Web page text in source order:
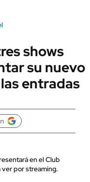
shows
su nuevo
entradas
en el Club
ver por streaming.